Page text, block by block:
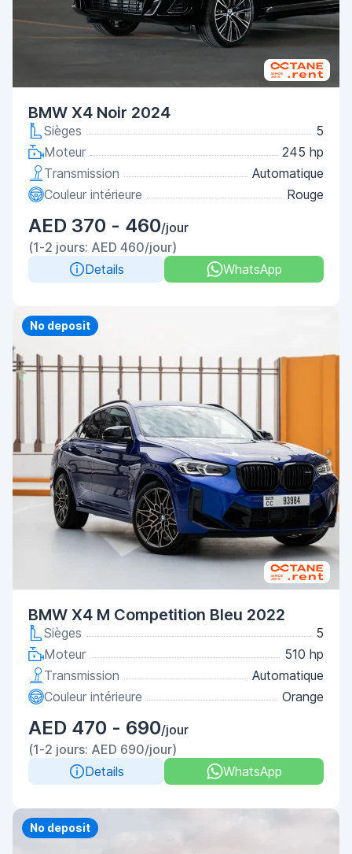
BMW X4 Noir 2024
Sièges
5
Moteur
245 hp
Transmission
Automatique
Couleur intérieure
Rouge
AED 370 - 460/jour
(1-2 jours: AED 460/jour)
Details
WhatsApp
Priority
No deposit
BMW X4 M Competition Bleu 2022
Sièges
5
Moteur
510 hp
Transmission
Automatique
Couleur intérieure
Orange
AED 470 - 690/jour
(1-2 jours: AED 690/jour)
Details
WhatsApp
Priority
No deposit